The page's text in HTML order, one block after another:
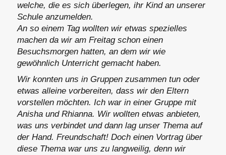
welche, die es sich überlegen, ihr Kind an unserer
Schule anzumelden.
An so einem Tag wollten wir etwas spezielles
machen da wir am Freitag schon einen
Besuchsmorgen hatten, an dem wir wie
gewöhnlich Unterricht gemacht haben.
Wir konnten uns in Gruppen zusammen tun oder
etwas alleine vorbereiten, dass wir den Eltern
vorstellen möchten. Ich war in einer Gruppe mit
Anisha und Rhianna. Wir wollten etwas anbieten,
was uns verbindet und dann lag unser Thema auf
der Hand. Freundschaft! Doch einen Vortrag über
diese Thema war uns zu langweilig, denn wir